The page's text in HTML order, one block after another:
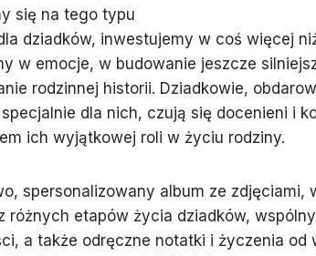
się na tego typu
dziadków, inwestujemy w coś więcej
w emocje, w budowanie jeszcze
rodzinnej historii. Dziadkowie,
dla nich, czują się docenieni i
ich wyjątkowej roli w życiu rodziny.
spersonalizowany album ze zdjęciami,
różnych etapów życia dziadków,
a także odręczne notatki i życzenia od